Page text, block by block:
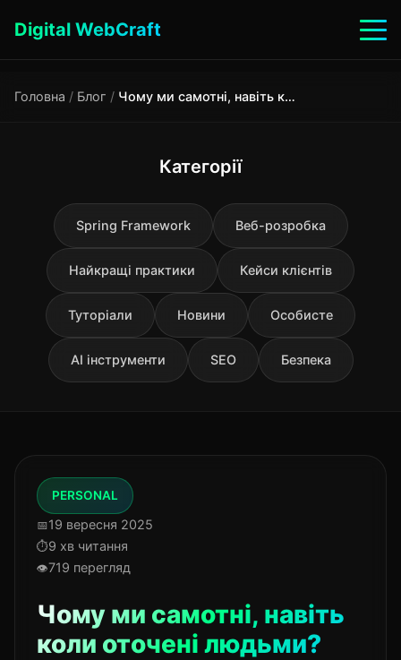
Digital WebCraft
Головна / Блог / Чому ми самотні, навіть коли оточені людьми?
Категорії
Spring Framework Веб-розробка
Найкращі практики Кейси клієнтів
Туторіали Новини Особисте
AI інструменти SEO Безпека
PERSONAL
19 вересня 2025
9 хв читання
719 перегляд
Чому ми самотні, навіть
коли оточені людьми?